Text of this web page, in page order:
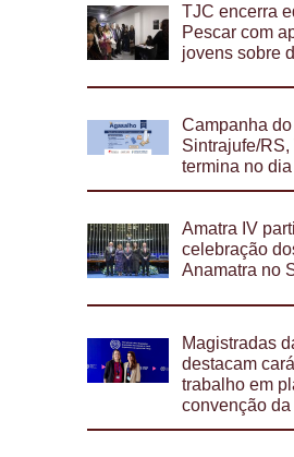
TJC encerra
Pescar com
jovens sobre
Campanha
Sintrajufe/RS,
termina no
Amatra IV
celebração
Anamatra no
Magistradas
destacam
trabalho em
convenção da